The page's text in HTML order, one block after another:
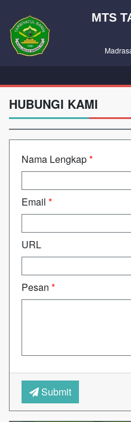
MTS
HUBUNGI KAMI
Nama Lengkap*
Email *
URL
Pesan *
Submit